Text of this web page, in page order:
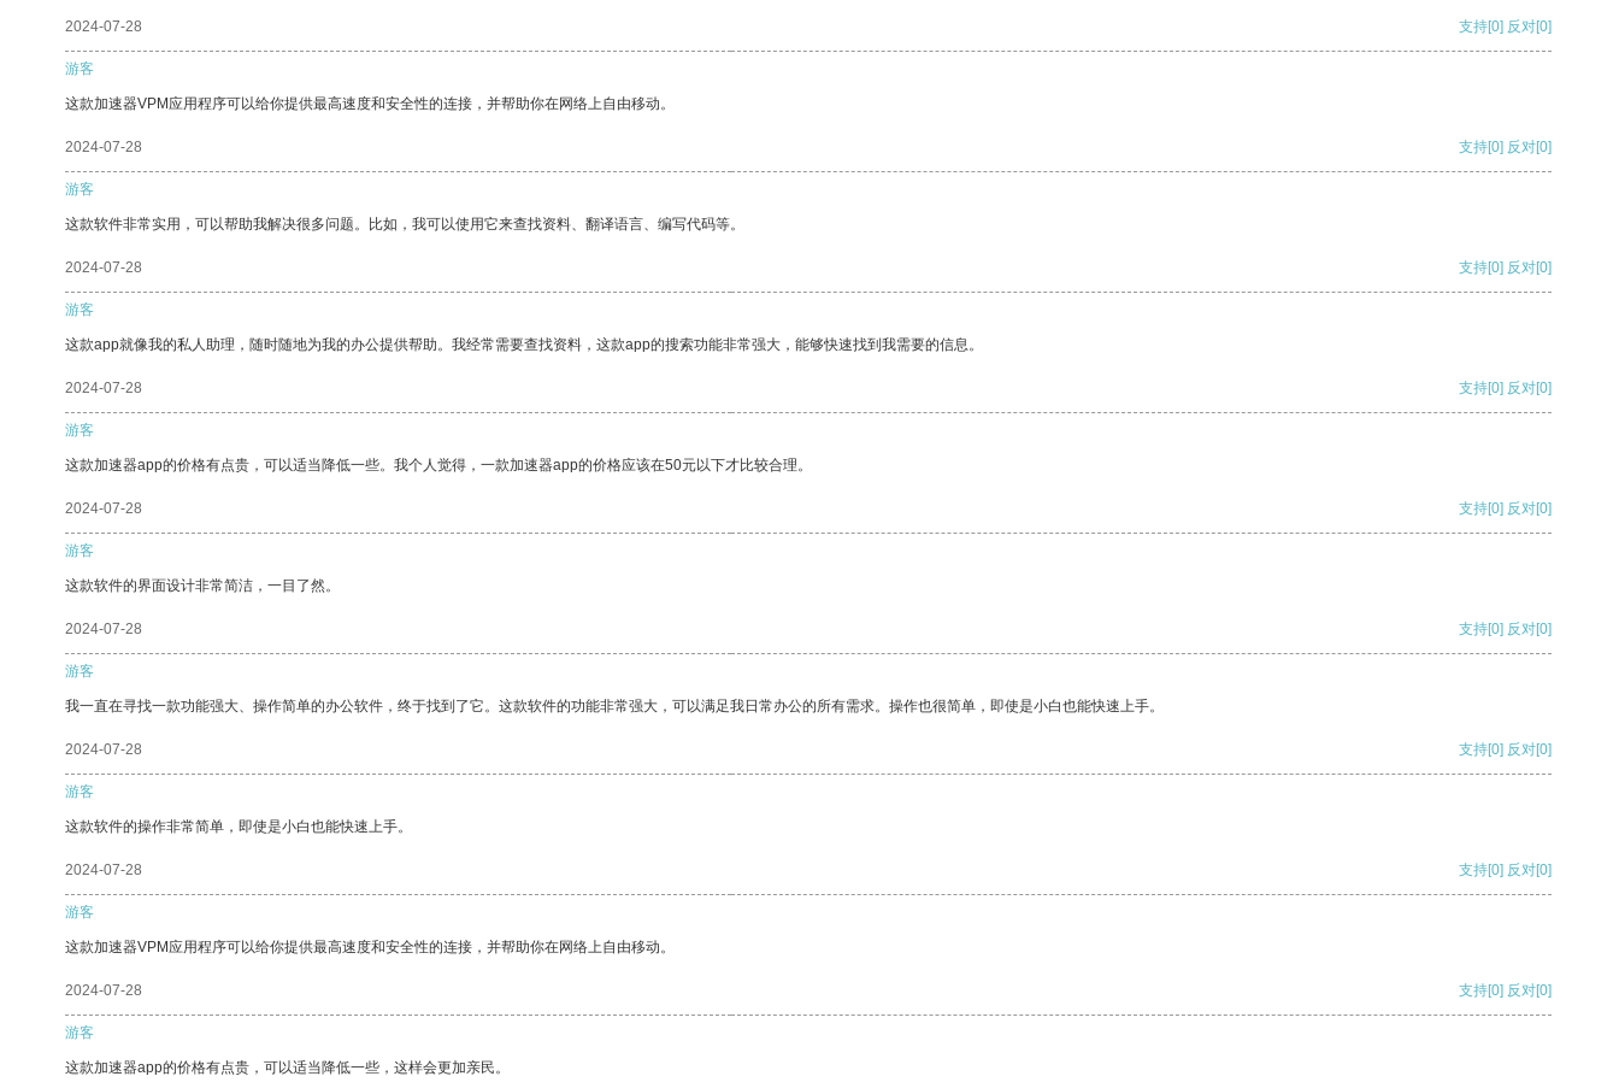
2024-07-28 支持[0] 反对[0]
游客
这款加速器VPM应用程序可以给你提供最高速度和安全性的连接，并帮助你在网络上自由移动。
2024-07-28 支持[0] 反对[0]
游客
这款软件非常实用，可以帮助我解决很多问题。比如，我可以使用它来查找资料、翻译语言、编写代码等。
2024-07-28 支持[0] 反对[0]
游客
这款app就像我的私人助理，随时随地为我的办公提供帮助。我经常需要查找资料，这款app的搜索功能非常强大，能够快速找到我需要的信息。
2024-07-28 支持[0] 反对[0]
游客
这款加速器app的价格有点贵，可以适当降低一些。我个人觉得，一款加速器app的价格应该在50元以下才比较合理。
2024-07-28 支持[0] 反对[0]
游客
这款软件的界面设计非常简洁，一目了然。
2024-07-28 支持[0] 反对[0]
游客
我一直在寻找一款功能强大、操作简单的办公软件，终于找到了它。这款软件的功能非常强大，可以满足我日常办公的所有需求。操作也很简单，即使是小白也能快速上手。
2024-07-28 支持[0] 反对[0]
游客
这款软件的操作非常简单，即使是小白也能快速上手。
2024-07-28 支持[0] 反对[0]
游客
这款加速器VPM应用程序可以给你提供最高速度和安全性的连接，并帮助你在网络上自由移动。
2024-07-28 支持[0] 反对[0]
游客
这款加速器app的价格有点贵，可以适当降低一些，这样会更加亲民。